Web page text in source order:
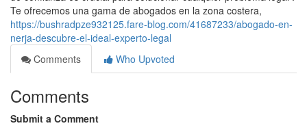
Te ofrecemos una gama de abogados en la zona costera,
https://bushradpze932125.fare-blog.com/41687233/abogado-en-
nerja-descubre-el-ideal-experto-legal
Comments
Who Upvoted
Comments
Submit a Comment